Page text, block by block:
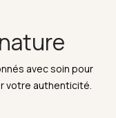
avec soin pour
votre authenticité.